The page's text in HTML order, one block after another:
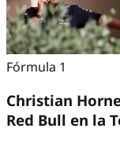
Fórmula 1
Christian
Red Bull en la